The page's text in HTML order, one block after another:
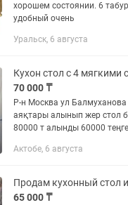
хорошем состоянии. 6
удобный очень
Уральск, 6 августа
70 000 ₸
Р-н Москва ул
аяқтары алынып жер стол
80000 т алынды 60000
Актобе, 6 августа
Продам кухонный стол
65 000 ₸